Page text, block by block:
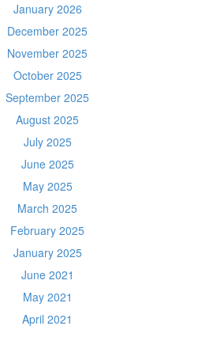
January 2026
December 2025
November 2025
October 2025
September 2025
August 2025
July 2025
June 2025
May 2025
March 2025
February 2025
January 2025
June 2021
May 2021
April 2021